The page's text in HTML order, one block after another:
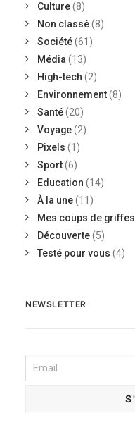
Culture(8)
Non classé(8)
Société(61)
Média (13)
High-tech (2)
Environnement(8)
Santé(20)
Voyage(2)
Pixels (1)
Sport(6)
Education (14)
À la une(11)
Mes coups de griffes
Découverte(5)
Testé pour vous (4)
NEWSLETTER